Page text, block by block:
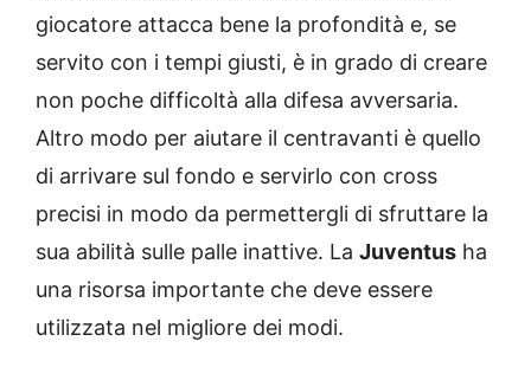
giocatore attacca bene la profondità e, se
servito con i tempi giusti, è in grado di creare
non poche difficoltà alla difesa avversaria.
Altro modo per aiutare il centravanti è quello
di arrivare sul fondo e servirlo con cross
precisi in modo da permettergli di sfruttare la
sua abilità sulle palle inattive. La Juventus ha
una risorsa importante che deve essere
utilizzata nel migliore dei modi.